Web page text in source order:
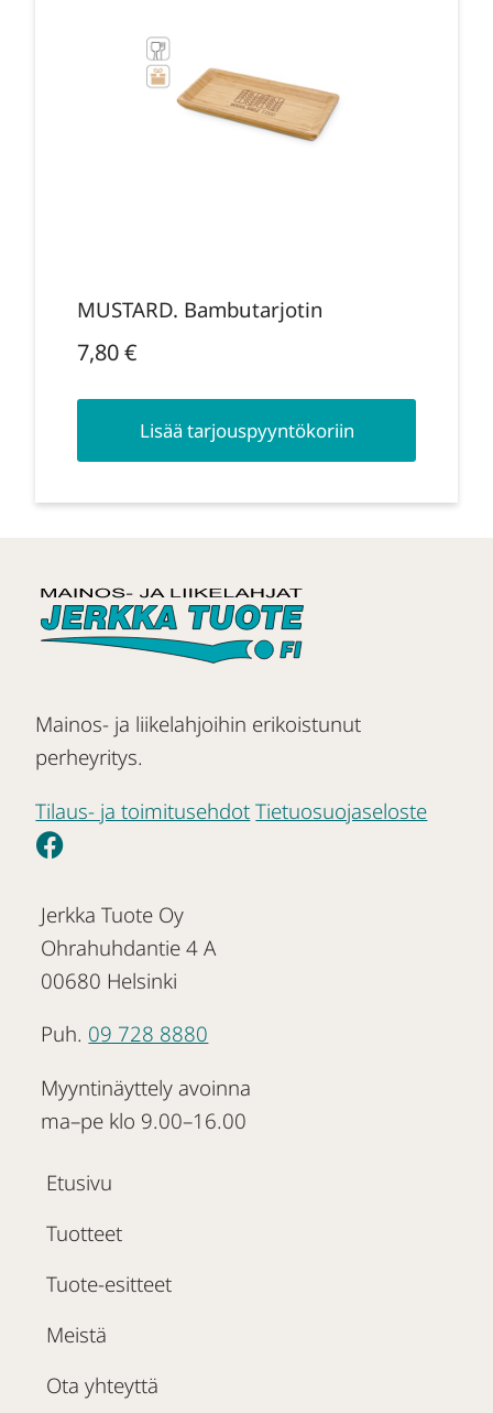
MUSTARD. Bambutarjotin
7,80€
Lisää tarjouspyyntökoriin
Mainos- ja liikelahjoihin erikoistunut
perheyritys.
Tilaus- ja toimitusehdot Tietuosuojaseloste
Jerkka Tuote Oy
Ohrahuhdantie 4 A
00680 Helsinki
Puh. 09 728 8880
Myyntinäyttely avoinna
ma–pe klo 9.00–16.00
Etusivu
Tuotteet
Tuote-esitteet
Meistä
Ota yhteyttä